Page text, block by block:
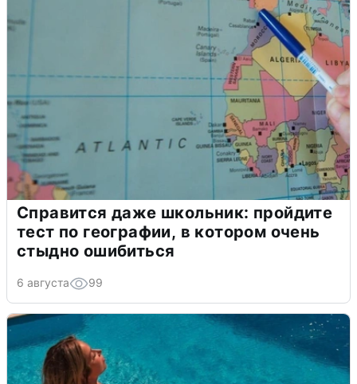
Справится даже школьник: пройдите
тест по географии, в котором очень
стыдно ошибиться
6 августа 99